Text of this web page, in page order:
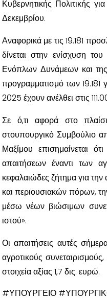
Κυβερνητικής Πολιτικής
Δεκεμβρίου.
Αναφορικά με τις 19.181
δίνεται στην ενίσχυση
Ενόπλων Δυνάμεων και
προγραμματισμό των 19.181
2025 έχουν ανέλθει στις
Σε ό,τι αφορά στο
στουπουργικό Συμβούλιο
Μαξίμου επισημαίνεται
απαιτήσεων έναντι των
κεφαλαιώδες ζήτημα για
και περιουσιακών πόρων,
μέσω νέων βιώσιμων
ιστού».
Οι απαιτήσεις αυτές
αγροτικούς
στοιχεία αξίας 1,7 δις. ευρώ.
#ΥΠΟΥΡΓΕΙΟ